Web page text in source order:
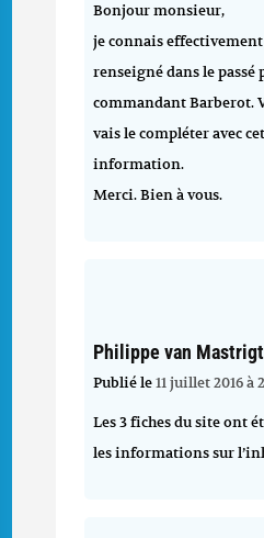
Bonjour monsieur,
je connais effectivement
renseigné dans le passé
commandant Barberot.
vais le compléter avec
information.
Merci. Bien à vous.
Philippe van Mastrigt
Publié le11 juillet 2016 à
Les 3 fiches du site ont
les informations sur